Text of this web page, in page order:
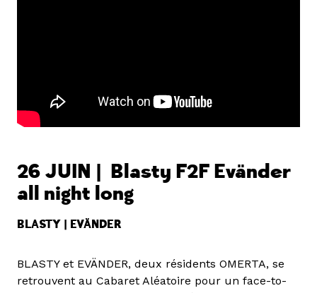
26 JUIN | Blasty F2F Evänder
all night long
BLASTY | EVÄNDER
BLASTY et EVÄNDER, deux résidents OMERTA, se
retrouvent au Cabaret Aléatoire pour un face-to-